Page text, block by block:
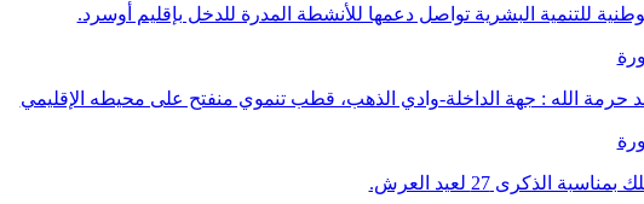
للتنمية البشرية تواصل دعمها للأنشطة المدرة للدخل بإقليم أوسرد.
حرمة الله : جهة الداخلة-وادي الذهب، قطب تنموي منفتح على محيطه الإقليمي
الذكرى 27 لعيد العرش.